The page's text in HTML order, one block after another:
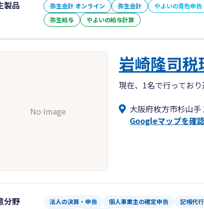
製品 弥生会計 オンライン 弥生会計 やよいの青色申告
弥生給与
やよいの給与計算
No Image
岩崎隆司
現在、1名で行ってお
大阪府枚方市杉山手
Googleマップを確
分野 法人の決算・申告 個人事業主の確定申告 記帳代行